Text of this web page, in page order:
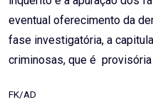
eventual oferecimento da
fase investigatória, a
criminosas, que é
FK/AD